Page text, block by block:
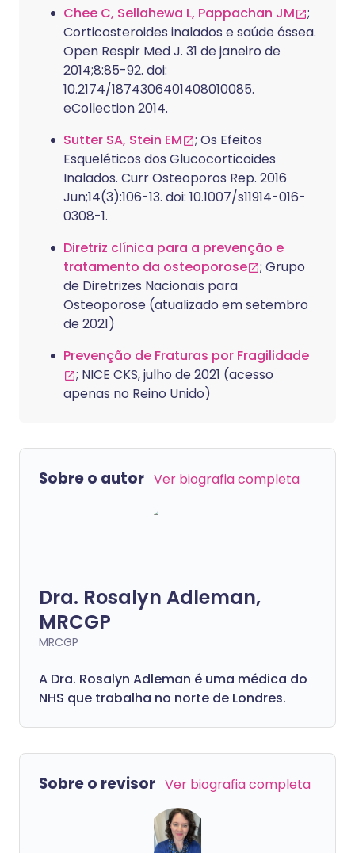
Chee C, Sellahewa L, Pappachan JM
;
Corticosteroides inalados e saúde óssea.
Open Respir Med J. 31 de janeiro de
2014;8:85-92. doi:
10.2174/1874306401408010085.
eCollection 2014.
Sutter SA, Stein EM
; Os Efeitos
Esqueléticos dos Glucocorticoides
Inalados. Curr Osteoporos Rep. 2016
Jun;14(3):106-13. doi: 10.1007/s11914-016-
0308-1.
Diretriz clínica para a prevenção e
tratamento da osteoporose
; Grupo
de Diretrizes Nacionais para
Osteoporose (atualizado em setembro
de 2021)
Prevenção de Fraturas por Fragilidade
; NICE CKS, julho de 2021 (acesso
apenas no Reino Unido)
Sobre o autor Ver biografia completa
Dra. Rosalyn Adleman,
MRCGP
MRCGP
A Dra. Rosalyn Adleman é uma médica do
NHS que trabalha no norte de Londres.
Sobre o revisor Ver biografia completa